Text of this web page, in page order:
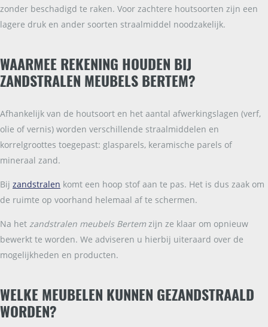
zonder beschadigd te raken. Voor zachtere houtsoorten zijn een
lagere druk en ander soorten straalmiddel noodzakelijk.
WAARMEE REKENING HOUDEN BIJ
ZANDSTRALEN MEUBELS BERTEM?
Afhankelijk van de houtsoort en het aantal afwerkingslagen (verf,
olie of vernis) worden verschillende straalmiddelen en
korrelgroottes toegepast: glasparels, keramische parels of
mineraal zand.
Bij zandstralen komt een hoop stof aan te pas. Het is dus zaak om
de ruimte op voorhand helemaal af te schermen.
Na het zandstralen meubels Bertem zijn ze klaar om opnieuw
bewerkt te worden. We adviseren u hierbij uiteraard over de
mogelijkheden en producten.
WELKE MEUBELEN KUNNEN GEZANDSTRAALD
WORDEN?